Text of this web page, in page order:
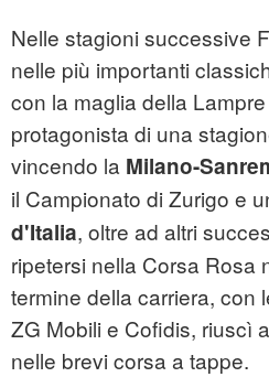
Nelle stagioni successive
nelle più importanti
con la maglia della
protagonista di una
vincendo la Milano-
il Campionato di Zurigo e
d'Italia, oltre ad altri
ripetersi nella Corsa Rosa
termine della carriera, con
ZG Mobili e Cofidis, riuscì
nelle brevi corsa a tappe.